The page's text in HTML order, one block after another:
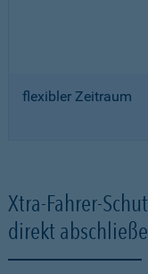
flexibler Zeitraum
Xtra-Fahrer-
direkt